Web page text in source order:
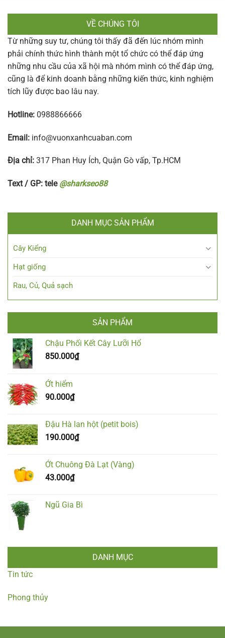
VỀ CHÚNG TÔI
Từ những suy tư, chúng tôi thấy đã đến lúc nhóm mình
phải chính thức hình thành một tổ chức có thể đáp ứng
những nhu cầu của xã hội mà nhóm mình có thể đáp ứng,
cũng là để kinh doanh bằng những kiến thức, kinh nghiệm
tích lũy được bao lâu nay.
Hotline: 0988866666
Email: info@vuonxanhcuaban.com
Địa chỉ: 317 Phan Huy Ích, Quận Gò vấp, Tp.HCM
Text / GP: tele @sharkseo88
DANH MỤC SẢN PHẨM
Cây Kiểng
Hạt giống
Rau, Củ, Quả sạch
SẢN PHẨM
Chậu Phối Kết Cây Lưỡi Hổ
850.000₫
Ớt hiểm
90.000₫
Đậu Hà lan hột (petit bois)
190.000₫
Ớt Chuông Đà Lạt (Vàng)
43.000₫
Ngũ Gia Bì
DANH MỤC
Tin tức
Phong thủy